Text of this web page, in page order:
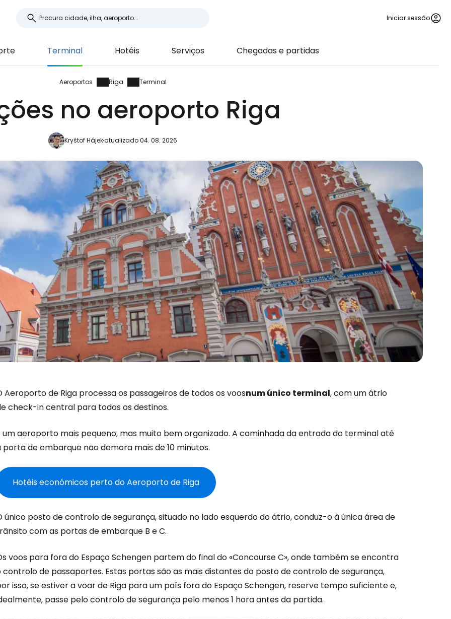
Iniciar sessão
Terminal Hotéis Serviços Chegadas e partidas
Aeroportos Riga Terminal
no aeroporto Riga
Kryštof Hájekatualizado 04. 08. 2026
Aeroporto de Riga processa os passageiros de todos os voosnum único terminal, com um átrio
check-in central para todos os destinos.
um aeroporto mais pequeno, mas muito bem organizado. A caminhada da entrada do terminal até
porta de embarque não demora mais de 10 minutos.
Hotéis económicos perto do Aeroporto de Riga
único posto de controlo de segurança, situado no lado esquerdo do átrio, conduz-o à única área de
com as portas de embarque B e C.
voos para fora do Espaço Schengen partem do final do «Concourse C», onde também se encontra
controlo de passaportes. Estas portas são as mais distantes do posto de controlo de segurança,
isso, se estiver a voar de Riga para um país fora do Espaço Schengen, reserve tempo suficiente e,
passe pelo controlo de segurança pelo menos 1 hora antes da partida.